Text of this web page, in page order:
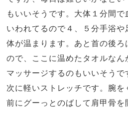
もいいそうです。大体１分間で
いわれてるので４、５分手浴や
体が温まります。あと首の後ろ
ので、ここに温めたタオルなん
マッサージするのもいいそうで
次に軽いストレッチです。腕を
前にグーっとのばして肩甲骨